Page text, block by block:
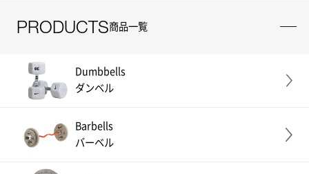
PRODUCTS商品一覧
Dumbbells
ダンベル
Barbells
バーベル